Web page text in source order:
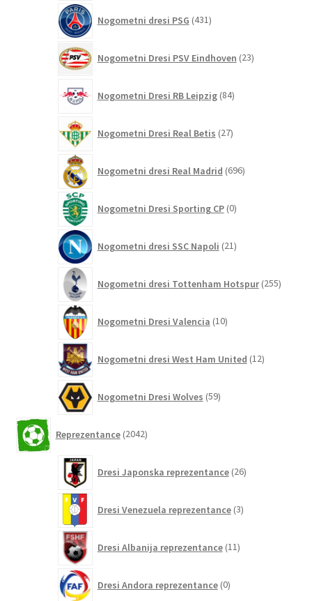
Nogometni dresi PSG 431izdelkov
Nogometni Dresi PSV Eindhoven 23izdelkov
Nogometni Dresi RB Leipzig 84izdelkov
Nogometni Dresi Real Betis 27izdelkov
Nogometni dresi Real Madrid 696izdelkov
Nogometni Dresi Sporting CP 0izdelkov
Nogometni dresi SSC Napoli 21izdelkov
Nogometni dresi Tottenham Hotspur 255
Nogometni Dresi Valencia 10izdelkov
Nogometni dresi West Ham United 12izdelkov
Nogometni Dresi Wolves 59izdelkov
Reprezentance 2042izdelkov
Dresi Japonska reprezentance 26izdelkov
Dresi Venezuela reprezentance 3izdelki
Dresi Albanija reprezentance 11izdelkov
Dresi Andora reprezentance 0izdelkov